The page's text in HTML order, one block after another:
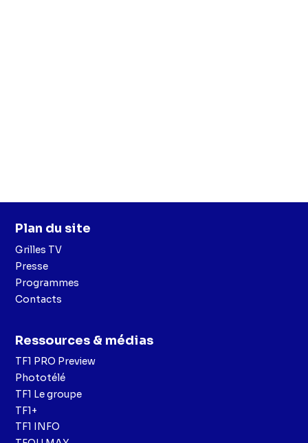
Plan du site
Grilles TV
Presse
Programmes
Contacts
Ressources & médias
TF1 PRO Preview
Phototélé
TF1 Le groupe
TF1+
TF1 INFO